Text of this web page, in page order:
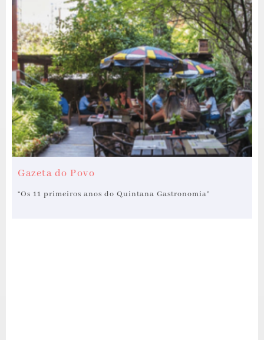
Gazeta do Povo
“Os 11 primeiros anos do Quintana Gastronomia”